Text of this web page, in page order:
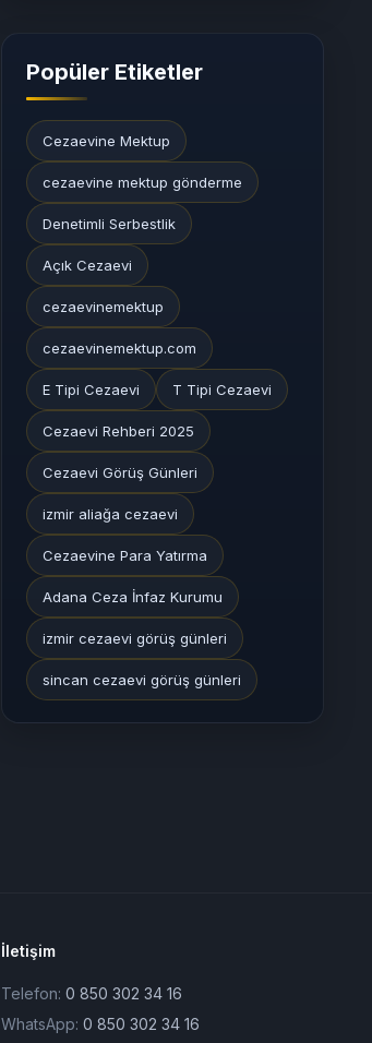
Popüler Etiketler
Cezaevine Mektup
cezaevine mektup gönderme
Denetimli Serbestlik
Açık Cezaevi
cezaevinemektup
cezaevinemektup.com
E Tipi Cezaevi T Tipi Cezaevi
Cezaevi Rehberi 2025
Cezaevi Görüş Günleri
izmir aliağa cezaevi
Cezaevine Para Yatırma
Adana Ceza İnfaz Kurumu
izmir cezaevi görüş günleri
sincan cezaevi görüş günleri
İletişim
Telefon: 0 850 302 34 16
WhatsApp: 0 850 302 34 16